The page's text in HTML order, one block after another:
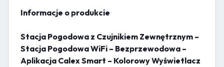
informacje o produkcie
Stacja Pogodowa z Czujnikiem Zewnętrznym –
Stacja Pogodowa WiFi – Bezprzewodowa –
Aplikacja Calex Smart – Kolorowy Wyświetlacz